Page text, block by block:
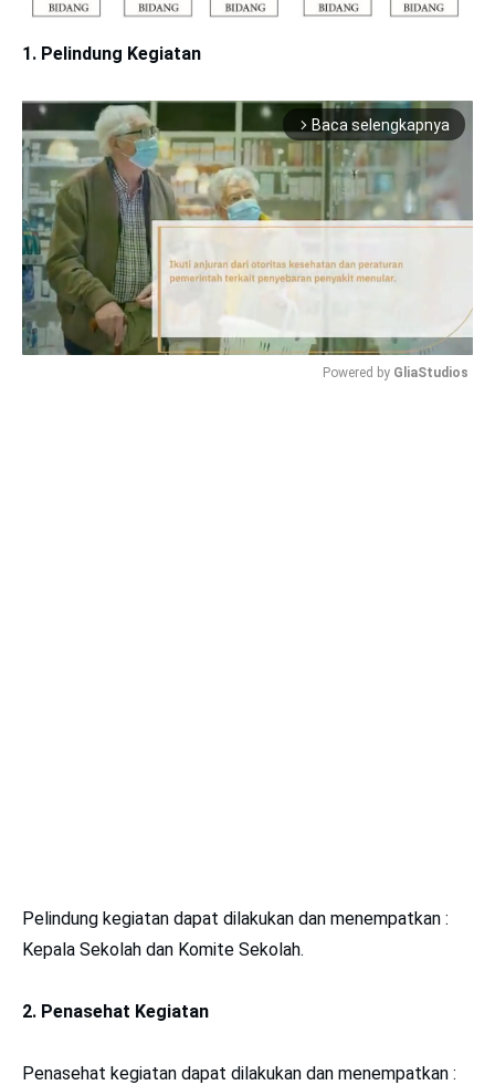
1. Pelindung Kegiatan
arrow_forward_ios Baca selengkapnya
Powered by GliaStudios
Pelindung kegiatan dapat dilakukan dan menempatkan :
Kepala Sekolah dan Komite Sekolah.
2. Penasehat Kegiatan
Penasehat kegiatan dapat dilakukan dan menempatkan :